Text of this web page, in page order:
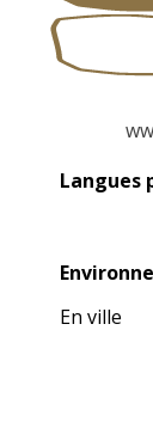
Langues
Langues
En ville